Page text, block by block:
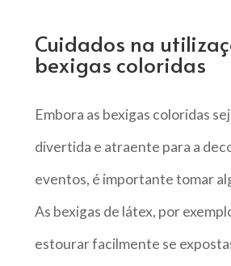
Cuidados na
bexigas coloridas
Embora as bexigas coloridas
divertida e atraente para a
eventos, é importante tomar
As bexigas de látex, por
estourar facilmente se